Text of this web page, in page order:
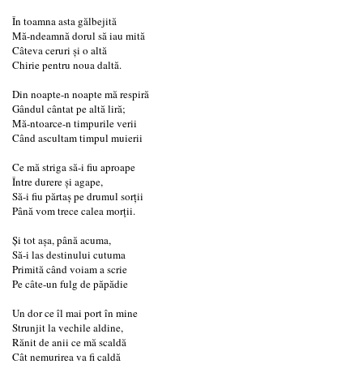
În toamna asta gălbejită
Mă-ndeamnă dorul să iau mită
Câteva ceruri şi o altă
Chirie pentru noua daltă.
Din noapte-n noapte mă respiră
Gândul cântat pe altă liră;
Mă-ntoarce-n timpurile verii
Când ascultam timpul muierii
Ce mă striga să-i fiu aproape
Între durere şi agape,
Să-i fiu părtaş pe drumul sorţii
Până vom trece calea morţii.
Şi tot aşa, până acuma,
Să-i las destinului cutuma
Primită când voiam a scrie
Pe câte-un fulg de păpădie
Un dor ce îl mai port în mine
Strunjit la vechile aldine,
Rănit de anii ce mă scaldă
Cât nemurirea va fi caldă